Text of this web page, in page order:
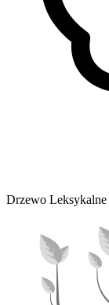
Drzewo Leksykalne